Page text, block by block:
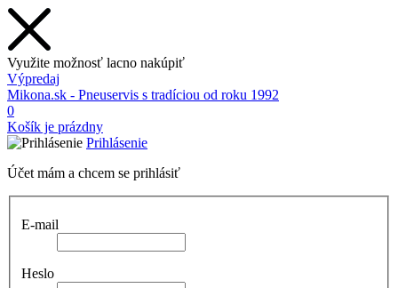
Využite možnosť lacno nakúpiť
Výpredaj
Mikona.sk - Pneuservis s tradíciou od roku 1992
0
Košík je prázdny
Prihlásenie
Účet mám a chcem se prihlásiť
E-mail
Heslo